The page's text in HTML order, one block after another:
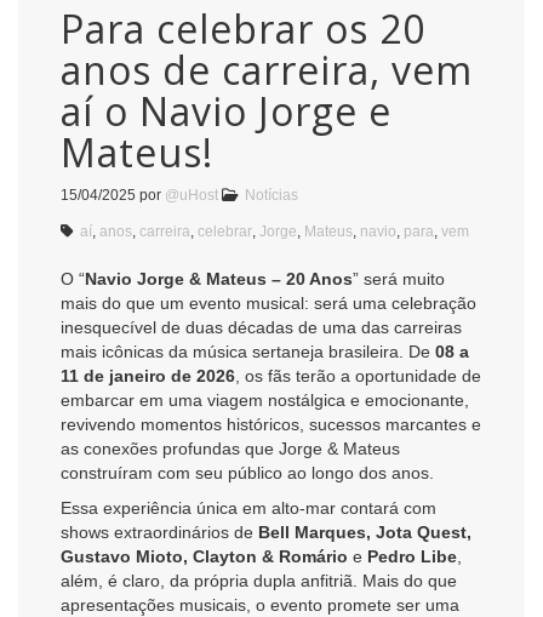
Para celebrar os 20
anos de carreira, vem
aí o Navio Jorge e
Mateus!
15/04/2025 por @uHost Notícias
aí anos carreira celebrar Jorge Mateus navio para vem
O “Navio Jorge & Mateus – 20 Anos” será muito
mais do que um evento musical: será uma celebração
inesquecível de duas décadas de uma das carreiras
mais icônicas da música sertaneja brasileira. De 08 a
11 de janeiro de 2026 , os fãs terão a oportunidade de
embarcar em uma viagem nostálgica e emocionante,
revivendo momentos históricos, sucessos marcantes e
as conexões profundas que Jorge & Mateus
construíram com seu público ao longo dos anos.
Essa experiência única em alto-mar contará com
shows extraordinários de Bell Marques, Jota Quest,
Gustavo Mioto, Clayton & Romário e Pedro Libe
além, é claro, da própria dupla anfitriã. Mais do que
apresentações musicais, o evento promete ser uma